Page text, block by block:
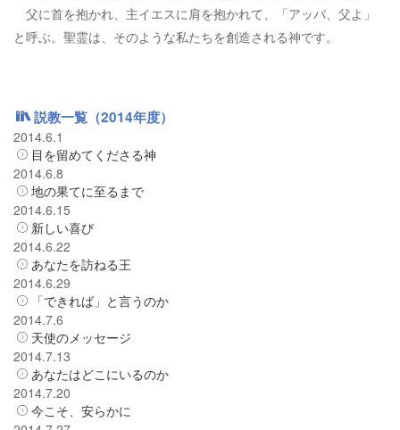
父に首を抱かれ、主イエスに肩を抱かれて、「アッバ、父よ」
と呼ぶ。聖霊は、そのような私たちを創造される神です。
説教一覧（2014年度）
2014.6.1
目を留めてくださる神
2014.6.8
地の果てに至るまで
2014.6.15
新しい喜び
2014.6.22
あなたを訪ねる王
2014.6.29
「できれば」と言うのか
2014.7.6
天使のメッセージ
2014.7.13
あなたはどこにいるのか
2014.7.20
今こそ、安らかに